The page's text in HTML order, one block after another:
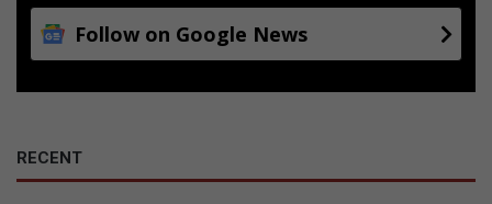
Follow on Google News
RECENT